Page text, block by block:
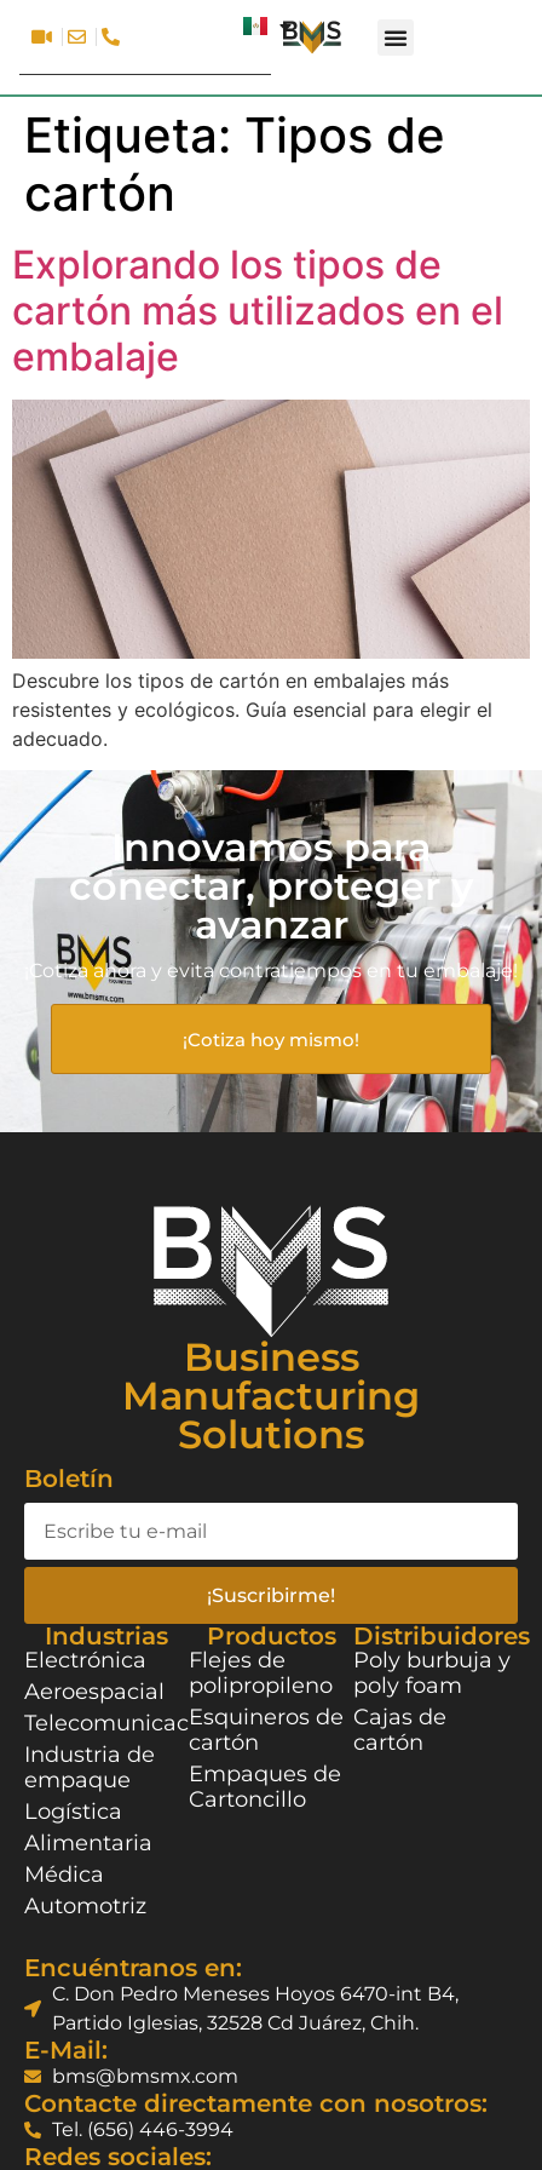
Etiqueta: Tipos de
cartón
Explorando los tipos de
cartón más utilizados en el
embalaje
Descubre los tipos de cartón en embalajes más
resistentes y ecológicos. Guía esencial para elegir el
adecuado.
Innovamos para
conectar, proteger y
avanzar
¡Cotiza ahora y evita contratiempos en tu embalaje!
¡Cotiza hoy mismo!
Business
Manufacturing
Solutions
Boletín
¡Suscribirme!
Industrias
Electrónica
Aeroespacial
Telecomunicaciones
Industria de
empaque
Logística
Alimentaria
Médica
Automotriz
Productos
Flejes de
polipropileno
Esquineros de
cartón
Empaques de
Cartoncillo
Distribuidores
Poly burbuja y
poly foam
Cajas de
cartón
Encuéntranos en:
C. Don Pedro Meneses Hoyos 6470-int B4,
Partido Iglesias, 32528 Cd Juárez, Chih.
E-Mail:
bms@bmsmx.com
Contacte directamente con nosotros:
Tel. (656) 446-3994
Redes sociales: